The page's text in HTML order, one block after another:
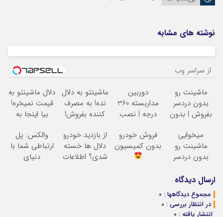
نوشته های مشابه
از سراسر وب
ماشینت رو
بدون دردسر
بفروش | بدون
دوربین
مداربسته 360
درجه | نصب
ماشینتو به دلال
نده! به مصرف
کننده بفروش!
یک تماس
دلال ماشینتو به
قیمت نمیخره!
بیا اینجا به
بفروش*فقط
خریدار واقعی*
میخوایی
ماشینت رو
بدون دردسر
کمیسیون
فروش خودرو
بدون کمیسیون
از بازدید خودرو
دلال ها خسته
شدی؟ اطلاعات
والکس: پل
ارتباطی شما با
دنیای
ارسال دیدگاه
مجموع دیدگاهها : 0
در انتظار بررسی : 0
انتشار یافته : 0